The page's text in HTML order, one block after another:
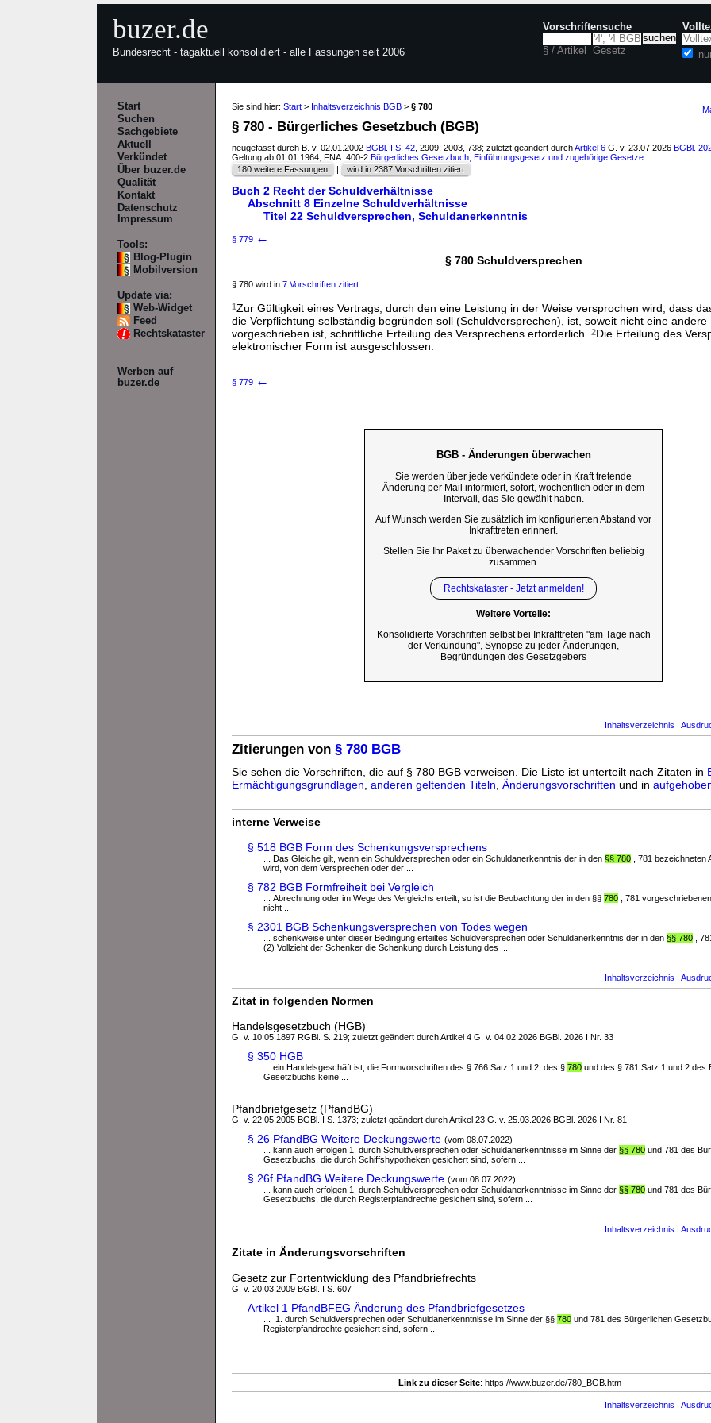
buzer.de
Bundesrecht - tagaktuell konsolidiert - alle Fassungen seit 2006
Vorschriftensuche
§ / Artikel Gesetz
Start
Suchen
Sachgebiete
Aktuell
Verkündet
Über buzer.de
Qualität
Kontakt
Datenschutz
Impressum
Tools:
Blog-Plugin
Mobilversion
Update via:
Web-Widget
Feed
Rechtskataster
Werben auf
buzer.de
Sie sind hier: Start > Inhaltsverzeichnis BGB > § 780
§ 780 - Bürgerliches Gesetzbuch (BGB)
neugefasst durch B. v. 02.01.2002 BGBl. I S. 42 , 2909; 2003, 738; zuletzt geändert durchArtikel 6 G. v. 23.07.2026 BGBl.
Geltung ab 01.01.1964; FNA: 400-2 Bürgerliches Gesetzbuch, Einführungsgesetz und zugehörige Gesetze
180 weitere Fassungen
| wird in 2387 Vorschriften zitiert
Buch 2 Recht der Schuldverhältnisse
Abschnitt 8 Einzelne Schuldverhältnisse
Titel 22 Schuldversprechen, Schuldanerkenntnis
§ 779 ←
§ 780 Schuldversprechen
§ 780 wird in 7 Vorschriften zitiert
1Zur Gültigkeit eines Vertrags, durch den eine Leistung in der Weise versprochen wird, dass
die Verpflichtung selbständig begründen soll (Schuldversprechen), ist, soweit nicht eine andere
vorgeschrieben ist, schriftliche Erteilung des Versprechens erforderlich.
2Die Erteilung des
elektronischer Form ist ausgeschlossen.
§ 779 ←
BGB - Änderungen überwachen
Sie werden über jede verkündete oder in Kraft tretende
Änderung per Mail informiert, sofort, wöchentlich oder in dem
Intervall, das Sie gewählt haben.
Auf Wunsch werden Sie zusätzlich im konfigurierten Abstand vor
Inkrafttreten erinnert.
Stellen Sie Ihr Paket zu überwachender Vorschriften beliebig
zusammen.
Rechtskataster - Jetzt anmelden!
Weitere Vorteile:
Konsolidierte Vorschriften selbst bei Inkrafttreten "am Tage nach
der Verkündung", Synopse zu jeder Änderungen,
Begründungen des Gesetzgebers
Inhaltsverzeichnis |
Zitierungen von § 780 BGB
Sie sehen die Vorschriften, die auf § 780 BGB verweisen. Die Liste ist unterteilt nach Zitaten in
Ermächtigungsgrundlagen anderen geltenden Titeln Änderungsvorschriften und in
interne Verweise
§ 518 BGB Form des Schenkungsversprechens
... Das Gleiche gilt, wenn ein Schuldversprechen oder ein Schuldanerkenntnis der in den §§ 780 , 781 bezeichneten
wird, von dem Versprechen oder der ...
§ 782 BGB Formfreiheit bei Vergleich
... Abrechnung oder im Wege des Vergleichs erteilt, so ist die Beobachtung der in den §§ 780 , 781
nicht ...
§ 2301 BGB Schenkungsversprechen von Todes wegen
... schenkweise unter dieser Bedingung erteiltes Schuldversprechen oder Schuldanerkenntnis der in den §§ 780 ,
(2) Vollzieht der Schenker die Schenkung durch Leistung des ...
Inhaltsverzeichnis |
Zitat in folgenden Normen
Handelsgesetzbuch (HGB)
G. v. 10.05.1897 RGBl. S. 219; zuletzt geändert durch Artikel 4 G. v. 04.02.2026 BGBl. 2026 I Nr. 33
§ 350 HGB
... ein Handelsgeschäft ist, die Formvorschriften des § 766 Satz 1 und 2, des § 780 und des § 781 Satz 1 und 2 des
Gesetzbuchs keine ...
Pfandbriefgesetz (PfandBG)
G. v. 22.05.2005 BGBl. I S. 1373; zuletzt geändert durch Artikel 23 G. v. 25.03.2026 BGBl. 2026 I Nr. 81
§ 26 PfandBG Weitere Deckungswerte (vom 08.07.2022)
... kann auch erfolgen 1. durch Schuldversprechen oder Schuldanerkenntnisse im Sinne der §§ 780 und 781 des
Gesetzbuchs, die durch Schiffshypotheken gesichert sind, sofern ...
§ 26f PfandBG Weitere Deckungswerte (vom 08.07.2022)
... kann auch erfolgen 1. durch Schuldversprechen oder Schuldanerkenntnisse im Sinne der §§ 780 und 781 des
Gesetzbuchs, die durch Registerpfandrechte gesichert sind, sofern ...
Inhaltsverzeichnis |
Zitate in Änderungsvorschriften
Gesetz zur Fortentwicklung des Pfandbriefrechts
G. v. 20.03.2009 BGBl. I S. 607
Artikel 1 PfandBFEG Änderung des Pfandbriefgesetzes
... 1. durch Schuldversprechen oder Schuldanerkenntnisse im Sinne der §§ 780 und 781 des Bürgerlichen
Registerpfandrechte gesichert sind, sofern ...
Link zu dieser Seite: https://www.buzer.de/780_BGB.htm
Inhaltsverzeichnis |